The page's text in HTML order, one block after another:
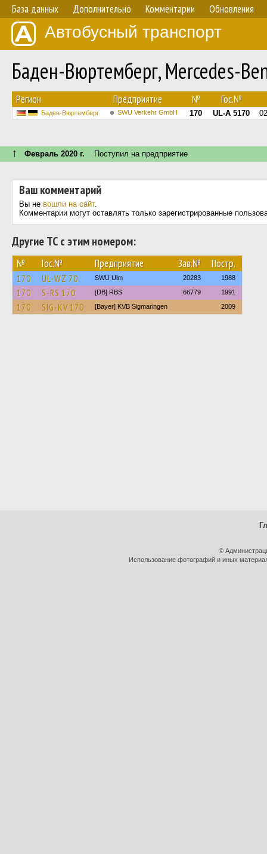
База данных Дополнительно Комментарии Обновления
Автобусный транспорт
Баден-Вюртемберг, Mercedes-
Регион Предприятие № Гос.№
Баден-Вюртемберг SWU Verkehr GmbH 170 UL-A 5170
↑ Февраль 2020 г. Поступил на предприятие
Ваш комментарий
Вы не вошли на сайт.
Комментарии могут оставлять только зарегистрированные
Другие ТС с этим номером:
№ Гос.№ Предприятие Зав.№ Постр.
170 UL-WZ 70 SWU Ulm 20283 1988
170 S-RS 170 [DB] RBS 66779 1991
170 SIG-KV 170 [Bayer] KVB Sigmaringen 2009
©
Использование фотографий и иных